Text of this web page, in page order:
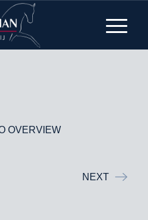
OVERVIEW
NEXT